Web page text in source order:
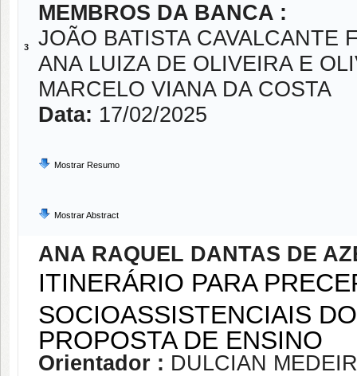
3
MEMBROS DA BANCA :
JOÃO BATISTA CAVALCANTE
ANA LUIZA DE OLIVEIRA E
MARCELO VIANA DA COSTA
Data: 17/02/2025
Mostrar Resumo
Mostrar Abstract
ANA RAQUEL DANTAS DE
ITINERÁRIO PARA
SOCIOASSISTENCIAIS
PROPOSTA DE ENSINO
Orientador : DULCIAN